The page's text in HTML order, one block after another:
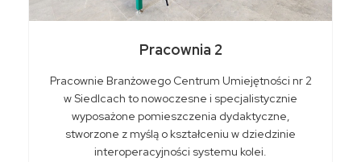
Pracownia 2
Pracownie Branżowego Centrum Umiejętności nr 2
w Siedlcach to nowoczesne i specjalistycznie
wyposażone pomieszczenia dydaktyczne,
stworzone z myślą o kształceniu w dziedzinie
interoperacyjności systemu kolei.